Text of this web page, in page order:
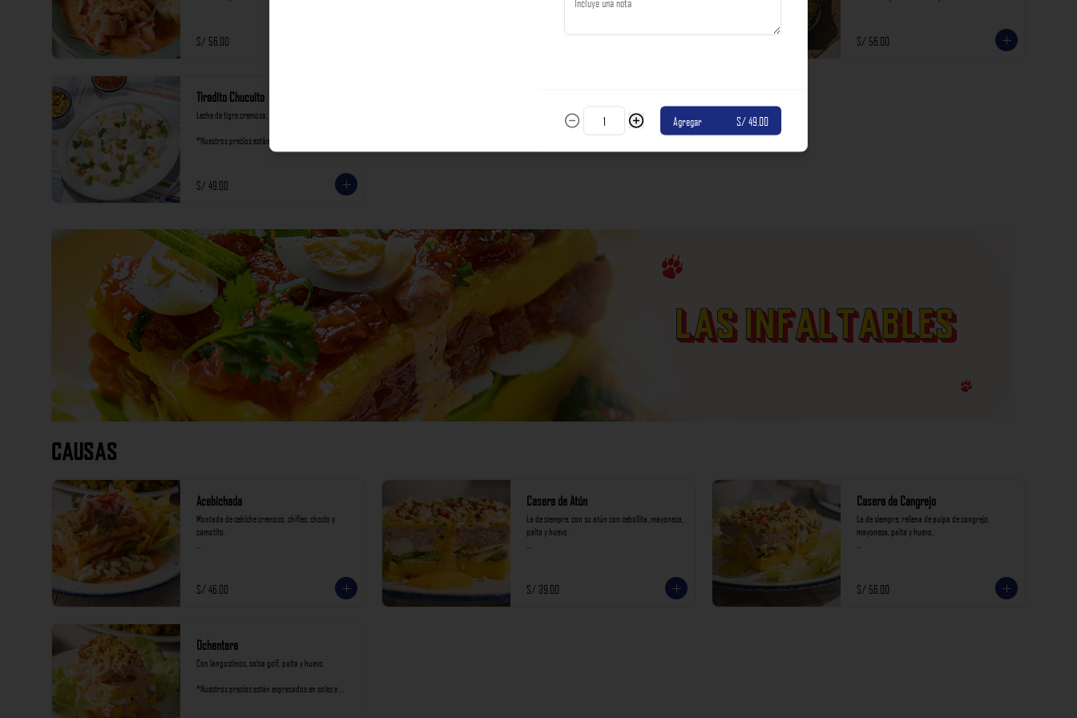
S/ 56.00
incluyen impuestos de ley y recargo al consumo.
S/ 56.00
Tiradito Chucuito
Leche de tigre cremosa, palta y oliva.
*Nuestros precios están expresados en soles e
incluyen impuestos de ley y recargo al consumo.
S/ 49.00
Causas
Acebichada
Montada de cebiche cremoso, chifles, choclo y
camotito.
S/ 46.00
Casera de Atún
La de siempre, con su atún con cebollita, mayonesa,
palta y huevo.
S/ 39.00
Casera de Cangrejo
La de siempre, rellena de pulpa de cangrejo,
mayonesa, palta y huevo.
S/ 56.00
Ochentera
Con langostinos, salsa golf, palta y huevo.
*Nuestros precios están expresados en soles e
Agregar S/ 49.00